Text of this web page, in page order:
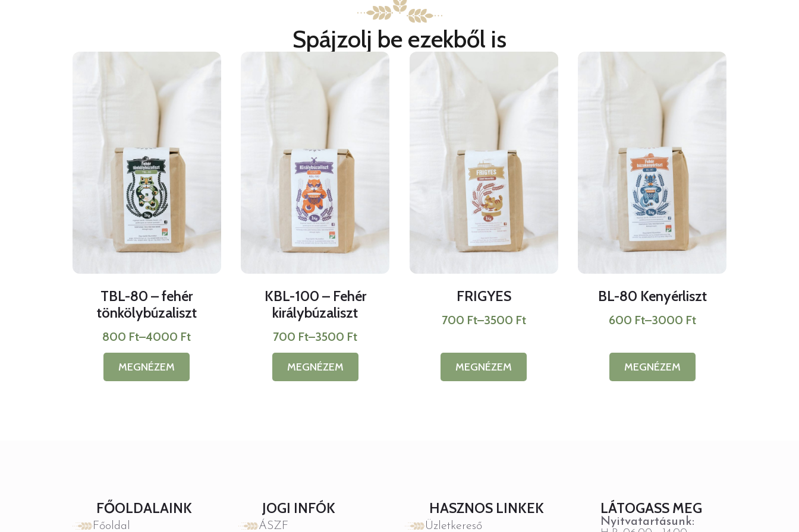
Spájzolj be ezekből is
TBL-80 – fehér
tönkölybúzaliszt
800 Ft–4000 Ft
Ártartomány:
800 Ft
-
4000 Ft
MEGNÉZEM
Ennek
a
KBL-100 – Fehér
királybúzaliszt
700 Ft–3500 Ft
Ártartomány:
700 Ft
-
3500 Ft
MEGNÉZEM
Ennek
a
FRIGYES
700 Ft–3500 Ft
Ártartomány:
-
3500 Ft
MEGNÉZEM
Ennek
a
BL-80 Kenyérliszt
600 Ft–3000 Ft
Ártartomány:
-
3000 Ft
MEGNÉZEM
Ennek
a
FŐOLDALAINK
Főoldal
JOGI INFÓK
ÁSZF
HASZNOS LINKEK
Üzletkereső
LÁTOGASS MEG
Nyitvatartásunk: